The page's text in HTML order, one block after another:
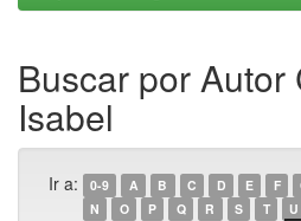
Buscar por Autor
Isabel
Ir a: 0-9 A B C D E F
N
O P Q R S T U